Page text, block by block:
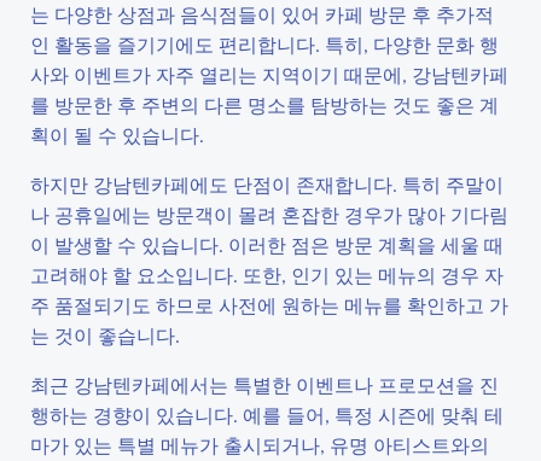
는 다양한 상점과 음식점들이 있어 카페 방문 후 추가적
인 활동을 즐기기에도 편리합니다. 특히, 다양한 문화 행
사와 이벤트가 자주 열리는 지역이기 때문에, 강남텐카페
를 방문한 후 주변의 다른 명소를 탐방하는 것도 좋은 계
획이 될 수 있습니다.
하지만 강남텐카페에도 단점이 존재합니다. 특히 주말이
나 공휴일에는 방문객이 몰려 혼잡한 경우가 많아 기다림
이 발생할 수 있습니다. 이러한 점은 방문 계획을 세울 때
고려해야 할 요소입니다. 또한, 인기 있는 메뉴의 경우 자
주 품절되기도 하므로 사전에 원하는 메뉴를 확인하고 가
는 것이 좋습니다.
최근 강남텐카페에서는 특별한 이벤트나 프로모션을 진
행하는 경향이 있습니다. 예를 들어, 특정 시즌에 맞춰 테
마가 있는 특별 메뉴가 출시되거나, 유명 아티스트와의